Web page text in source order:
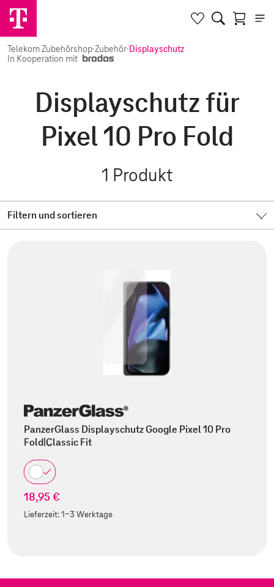
Telekom Zubehörshop·Zubehör·Displayschutz
In Kooperation mit
Displayschutz für
Pixel 10 Pro Fold
1 Produkt
Filtern und sortieren
PanzerGlass Displayschutz Google Pixel 10 Pro
Fold|Classic Fit
18,95 €
Lieferzeit:1-3 Werktage